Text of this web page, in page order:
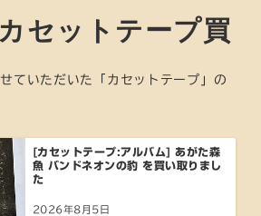
セットテープ買
ていただいた「カセットテープ」の
[カセットテープ:アルバム] あがた森
魚 バンドネオンの豹 を買い取りまし
た
2026年8月5日